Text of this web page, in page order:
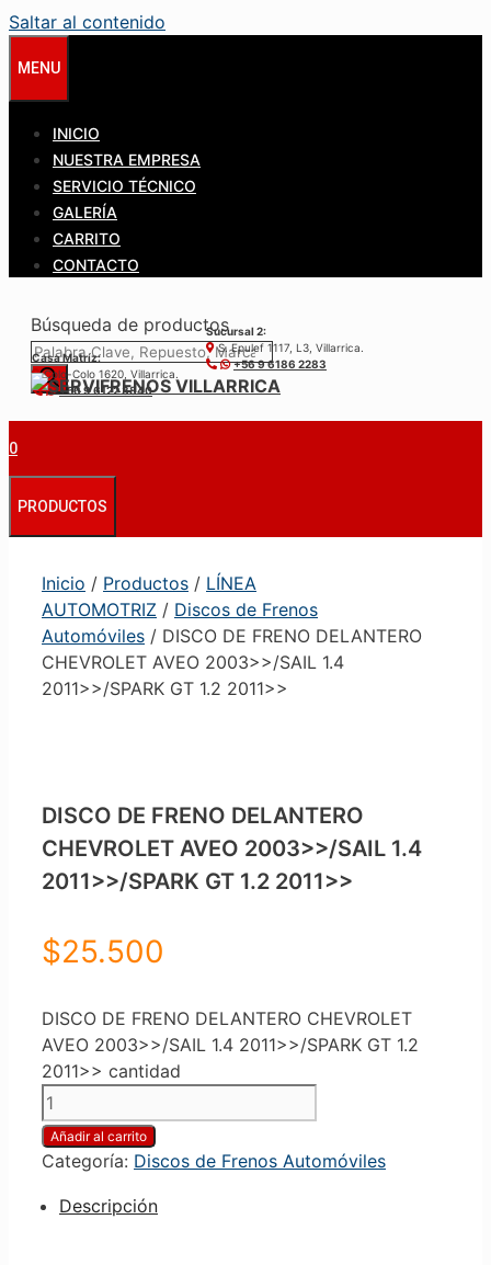
Saltar al contenido
MENU
INICIO
NUESTRA EMPRESA
SERVICIO TÉCNICO
GALERÍA
CARRITO
CONTACTO
Búsqueda de productos
Casa Matríz:
Colo-Colo 1620, Villarrica.
+56 9 6122 3840
Sucursal 2:
S. Epulef 1117, L3, Villarrica.
+56 9 6186 2283
0
PRODUCTOS
Inicio / Productos / LÍNEA
AUTOMOTRIZ / Discos de Frenos
Automóviles / DISCO DE FRENO DELANTERO
CHEVROLET AVEO 2003>>/SAIL 1.4
2011>>/SPARK GT 1.2 2011>>
DISCO DE FRENO DELANTERO
CHEVROLET AVEO 2003>>/SAIL 1.4
2011>>/SPARK GT 1.2 2011>>
$25.500
DISCO DE FRENO DELANTERO CHEVROLET
AVEO 2003>>/SAIL 1.4 2011>>/SPARK GT 1.2
2011>> cantidad
Añadir al carrito
Categoría: Discos de Frenos Automóviles
Descripción